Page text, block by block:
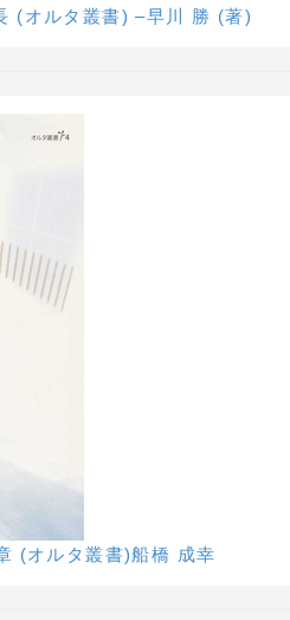
(オルタ叢書) –早川 勝 (著)
(オルタ叢書)船橋 成幸